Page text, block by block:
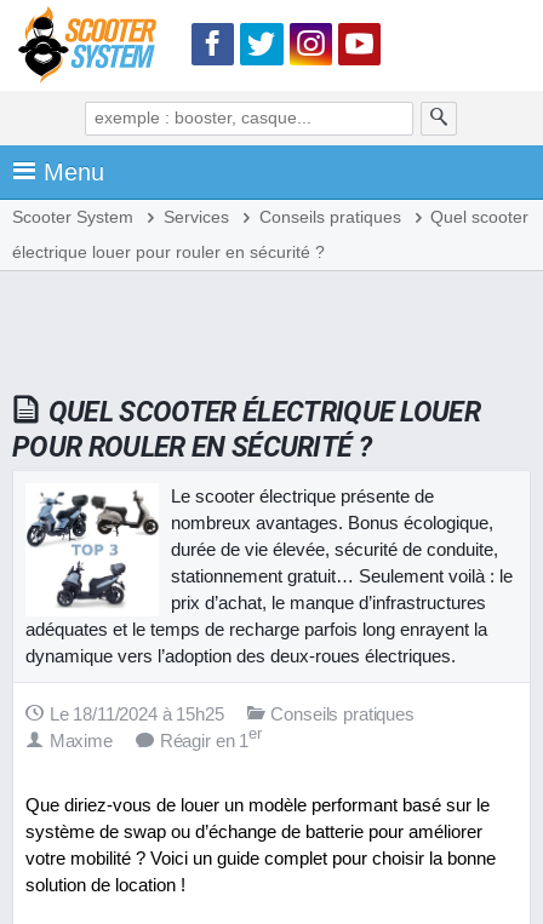
Menu
Scooter System Services Conseils pratiques
Quel scooter
électrique louer pour rouler en sécurité ?
QUEL SCOOTER ÉLECTRIQUE LOUER
POUR ROULER EN SÉCURITÉ ?
Le scooter électrique présente de
nombreux avantages. Bonus écologique,
durée de vie élevée, sécurité de conduite,
stationnement gratuit… Seulement voilà : le
prix d’achat, le manque d’infrastructures
adéquates et le temps de recharge parfois long enrayent la
dynamique vers l’adoption des deux-roues électriques.
Le 18/11/2024 à 15h25
Conseils pratiques
Maxime
Réagir en 1er
Que diriez-vous de louer un modèle performant basé sur le
système de swap ou d’échange de batterie pour améliorer
votre mobilité ? Voici un guide complet pour choisir la bonne
solution de location !